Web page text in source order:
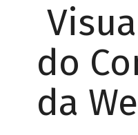
do
da